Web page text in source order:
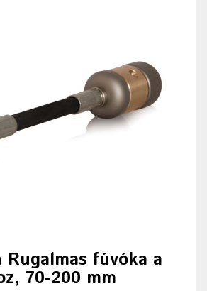
Rugalmas fúvóka a
70-200 mm